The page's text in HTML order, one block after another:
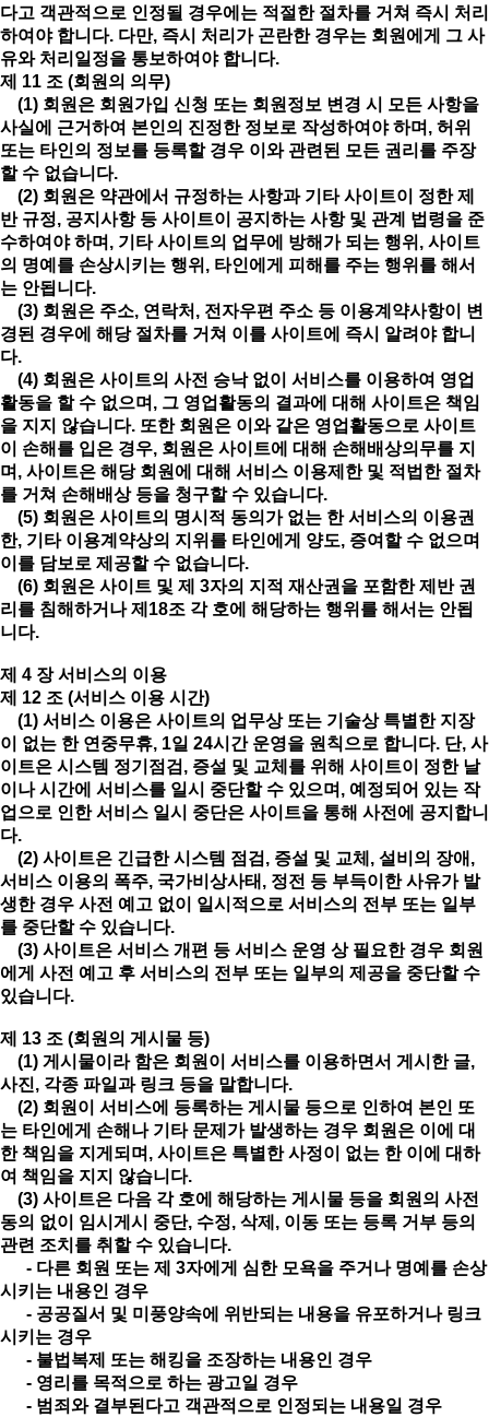
다고 객관적으로 인정될 경우에는 적절한 절차를 거쳐 즉시 처리
하여야 합니다. 다만, 즉시 처리가 곤란한 경우는 회원에게 그 사
유와 처리일정을 통보하여야 합니다.
제 11 조 (회원의 의무)
(1) 회원은 회원가입 신청 또는 회원정보 변경 시 모든 사항을
사실에 근거하여 본인의 진정한 정보로 작성하여야 하며, 허위
또는 타인의 정보를 등록할 경우 이와 관련된 모든 권리를 주장
할 수 없습니다.
(2) 회원은 약관에서 규정하는 사항과 기타 사이트이 정한 제
반 규정, 공지사항 등 사이트이 공지하는 사항 및 관계 법령을 준
수하여야 하며, 기타 사이트의 업무에 방해가 되는 행위, 사이트
의 명예를 손상시키는 행위, 타인에게 피해를 주는 행위를 해서
는 안됩니다.
(3) 회원은 주소, 연락처, 전자우편 주소 등 이용계약사항이 변
경된 경우에 해당 절차를 거쳐 이를 사이트에 즉시 알려야 합니
다.
(4) 회원은 사이트의 사전 승낙 없이 서비스를 이용하여 영업
활동을 할 수 없으며, 그 영업활동의 결과에 대해 사이트은 책임
을 지지 않습니다. 또한 회원은 이와 같은 영업활동으로 사이트
이 손해를 입은 경우, 회원은 사이트에 대해 손해배상의무를 지
며, 사이트은 해당 회원에 대해 서비스 이용제한 및 적법한 절차
를 거쳐 손해배상 등을 청구할 수 있습니다.
(5) 회원은 사이트의 명시적 동의가 없는 한 서비스의 이용권
한, 기타 이용계약상의 지위를 타인에게 양도, 증여할 수 없으며
이를 담보로 제공할 수 없습니다.
(6) 회원은 사이트 및 제 3자의 지적 재산권을 포함한 제반 권
리를 침해하거나 제18조 각 호에 해당하는 행위를 해서는 안됩
니다.
제 4 장 서비스의 이용
제 12 조 (서비스 이용 시간)
(1) 서비스 이용은 사이트의 업무상 또는 기술상 특별한 지장
이 없는 한 연중무휴, 1일 24시간 운영을 원칙으로 합니다. 단, 사
이트은 시스템 정기점검, 증설 및 교체를 위해 사이트이 정한 날
이나 시간에 서비스를 일시 중단할 수 있으며, 예정되어 있는 작
업으로 인한 서비스 일시 중단은 사이트을 통해 사전에 공지합니
다.
(2) 사이트은 긴급한 시스템 점검, 증설 및 교체, 설비의 장애,
서비스 이용의 폭주, 국가비상사태, 정전 등 부득이한 사유가 발
생한 경우 사전 예고 없이 일시적으로 서비스의 전부 또는 일부
를 중단할 수 있습니다.
(3) 사이트은 서비스 개편 등 서비스 운영 상 필요한 경우 회원
에게 사전 예고 후 서비스의 전부 또는 일부의 제공을 중단할 수
있습니다.
제 13 조 (회원의 게시물 등)
(1) 게시물이라 함은 회원이 서비스를 이용하면서 게시한 글,
사진, 각종 파일과 링크 등을 말합니다.
(2) 회원이 서비스에 등록하는 게시물 등으로 인하여 본인 또
는 타인에게 손해나 기타 문제가 발생하는 경우 회원은 이에 대
한 책임을 지게되며, 사이트은 특별한 사정이 없는 한 이에 대하
여 책임을 지지 않습니다.
(3) 사이트은 다음 각 호에 해당하는 게시물 등을 회원의 사전
동의 없이 임시게시 중단, 수정, 삭제, 이동 또는 등록 거부 등의
관련 조치를 취할 수 있습니다.
- 다른 회원 또는 제 3자에게 심한 모욕을 주거나 명예를 손상
시키는 내용인 경우
- 공공질서 및 미풍양속에 위반되는 내용을 유포하거나 링크
시키는 경우
- 불법복제 또는 해킹을 조장하는 내용인 경우
- 영리를 목적으로 하는 광고일 경우
- 범죄와 결부된다고 객관적으로 인정되는 내용일 경우